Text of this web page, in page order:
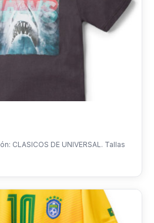
CLASICOS DE UNIVERSAL. Tallas